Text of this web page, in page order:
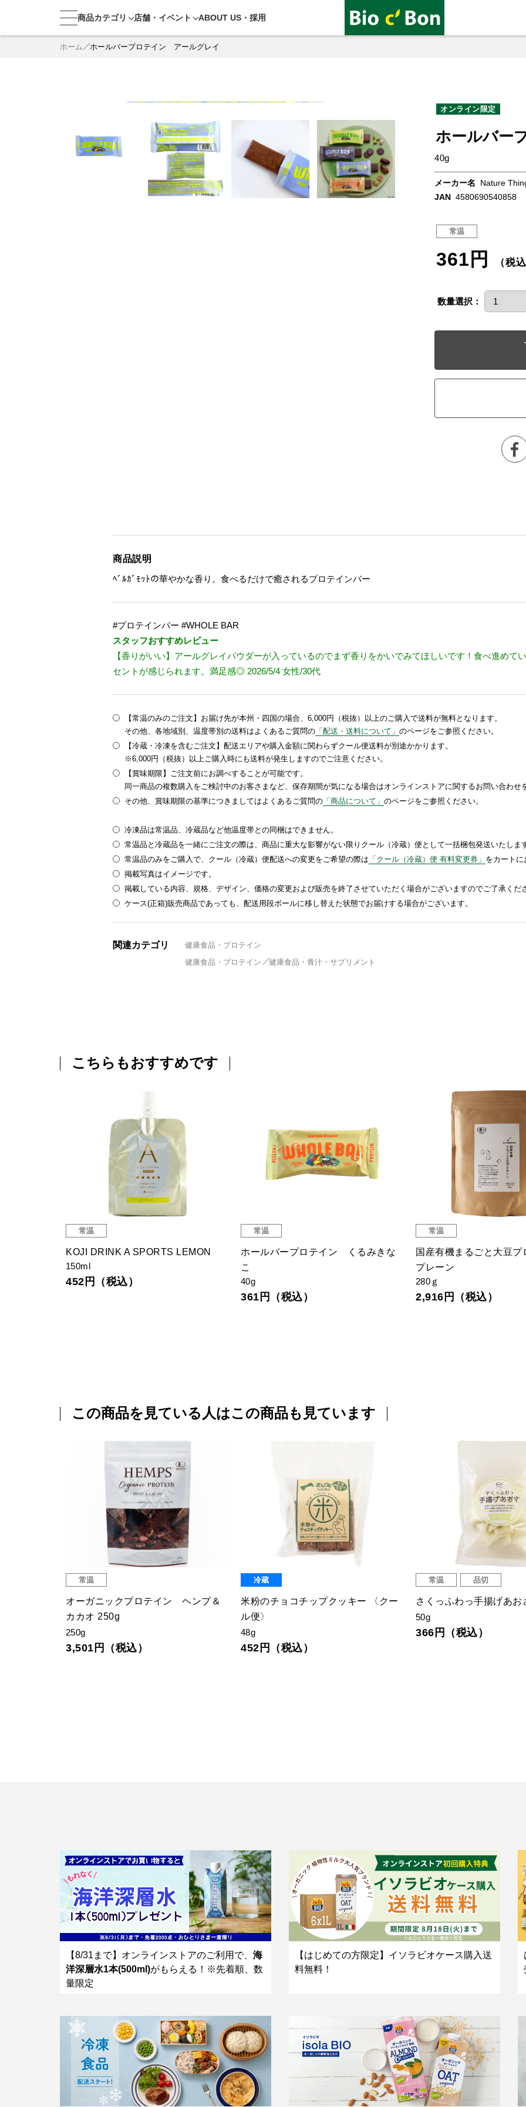
商品カテゴリ 店舗・ イベント ABOUT US・ 採用
ホーム ホールバープロテイン アールグレイ
オンライン限定
ホールバー
40g
メーカー名
Nature
JAN 4580690540858
常温
361円 （税
数量選択：
商品説明
ﾍﾞﾙｶﾞﾓｯﾄの華やかな香り。食べるだけで癒されるプロテインバー
#プロテインバー #WHOLE BAR
スタッフおすすめレビュー
【香りがいい】アールグレイパウダーが入っているのでまず香りをかいでみてほしいです！食べ進めて
セントが感じられます。満足感◎ 2026/5/4 女性/30代
【常温のみのご注文】お届け先が本州・四国の場合、6,000円（税抜）以上のご購入で送料が無料となります。
その他、各地域別、温度帯別の送料はよくあるご質問の 「配送・送料について」 のページをご参照ください。
【冷蔵・冷凍を含むご注文】配送エリアや購入金額に関わらずクール便送料が別途かかります。
※6,000円（税抜）以上ご購入時にも送料が発生しますのでご注意ください。
【賞味期限】ご注文前にお調べすることが可能です。
同一商品の複数購入をご検討中のお客さまなど、保存期間が気になる場合はオンラインストアに関するお問い合わせ
その他、賞味期限の基準につきましてはよくあるご質問の 「商品について」 のページをご参照ください。
冷凍品は常温品、冷蔵品など他温度帯との同梱はできません。
常温品と冷蔵品を一緒にご注文の際は、商品に重大な影響がない限りクール（冷蔵）便として一括梱包発送いたしま
常温品のみをご購入で、クール（冷蔵）便配送への変更をご希望の際は 「クール（冷蔵）便 有料変更券」 をカート
掲載写真はイメージです。
掲載している内容、規格、デザイン、価格の変更および販売を終了させていただく場合がございますのでご了承くだ
ケース(正箱)販売商品であっても、配送用段ボールに移し替えた状態でお届けする場合がございます。
関連カテゴリ
健康食品・プロテイン
健康食品・プロテイン
健康食品・青汁・サプリメント
こちらもおすすめです
常温
KOJI DRINK A SPORTS LEMON
150ml
452円（税込）
常温
ホールバープロテイン くるみきな
こ
40g
361円（税込）
常温
国産有機まるごと大豆プ
プレーン
280ｇ
2,916円（税込）
この商品を見ている人はこの商品も見ています
常温
オーガニックプロテイン ヘンプ＆
カカオ 250g
250g
3,501円（税込）
冷蔵
米粉のチョコチップクッキー 〈クー
ル便〉
48g
452円（税込）
常温 品切
さくっふわっ手揚げあお
50g
366円（税込）
【8/31まで】オンラインストアのご利用で、 海
洋深層水1本(500ml)がもらえる！※先着順、数
量限定
【はじめての方限定】イソラビオケース購入送
料無料！